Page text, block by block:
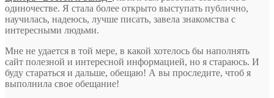
одиночестве. Я стала более открыто выступать публично,
научилась, надеюсь, лучше писать, завела знакомства с
интересными людьми.
Мне не удается в той мере, в какой хотелось бы наполнять
сайт полезной и интересной информацией, но я стараюсь. И
буду стараться и дальше, обещаю! А вы проследите, чтоб я
выполнила свое обещание!